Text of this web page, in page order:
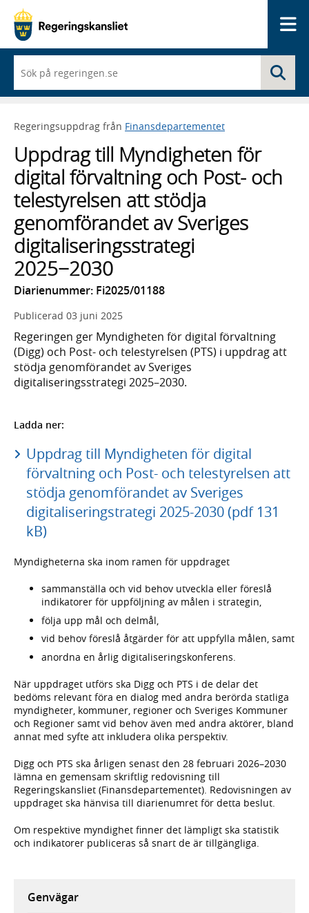
du
börjar
skriva
framträder
lista
med
sökförslag
Regeringsuppdrag från Finansdepartementet
Uppdrag till Myndigheten för
digital förvaltning och Post- och
telestyrelsen att stödja
genomförandet av Sveriges
digitaliseringsstrategi
2025−2030
Diarienummer: Fi2025/01188
Publicerad 03 juni 2025
Regeringen ger Myndigheten för digital förvaltning
(Digg) och Post- och telestyrelsen (PTS) i uppdrag att
stödja genomförandet av Sveriges
digitaliseringsstrategi 2025–2030.
Ladda ner:
Uppdrag till Myndigheten för digital
förvaltning och Post- och telestyrelsen att
stödja genomförandet av Sveriges
digitaliseringstrategi 2025-2030 (pdf 131
kB)
Myndigheterna ska inom ramen för uppdraget
sammanställa och vid behov utveckla eller föreslå
indikatorer för uppföljning av målen i strategin,
följa upp mål och delmål,
vid behov föreslå åtgärder för att uppfylla målen, samt
anordna en årlig digitaliseringskonferens.
När uppdraget utförs ska Digg och PTS i de delar det
bedöms relevant föra en dialog med andra berörda statliga
myndigheter, kommuner, regioner och Sveriges Kommuner
och Regioner samt vid behov även med andra aktörer, bland
annat med syfte att inkludera olika perspektiv.
Digg och PTS ska årligen senast den 28 februari 2026–2030
lämna en gemensam skriftlig redovisning till
Regeringskansliet (Finansdepartementet). Redovisningen av
uppdraget ska hänvisa till diarienumret för detta beslut.
Om respektive myndighet finner det lämpligt ska statistik
och indikatorer publiceras så snart de är tillgängliga.
Genvägar